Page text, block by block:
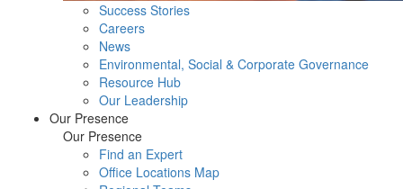
Success Stories
Careers
News
Environmental, Social & Corporate Governance
Resource Hub
Our Leadership
Our Presence
Our Presence
Find an Expert
Office Locations Map